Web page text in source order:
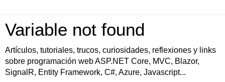
Variable not found
Artículos, tutoriales, trucos, curiosidades, reflexiones y links
sobre programación web ASP.NET Core, MVC, Blazor,
SignalR, Entity Framework, C#, Azure, Javascript...